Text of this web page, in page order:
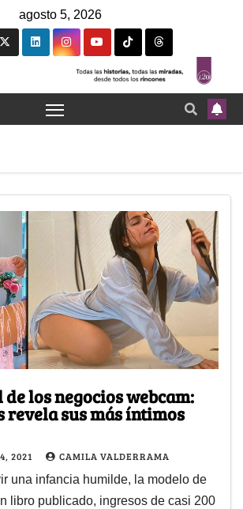
agosto 5, 2026
los negocios webcam:
revela sus más íntimos
2021 CAMILA VALDERRAMA
una infancia humilde, la modelo de
libro publicado, ingresos de casi 200